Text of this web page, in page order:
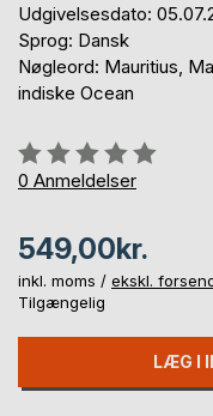
Udgivelsesdato:
Sprog: Dansk
Nøgleord: Mauritius,
indiske Ocean
Anmeldelse::
0%
0 Anmeldelser
549,00kr.
inkl. moms / ekskl.
Tilgængelig
LÆG I